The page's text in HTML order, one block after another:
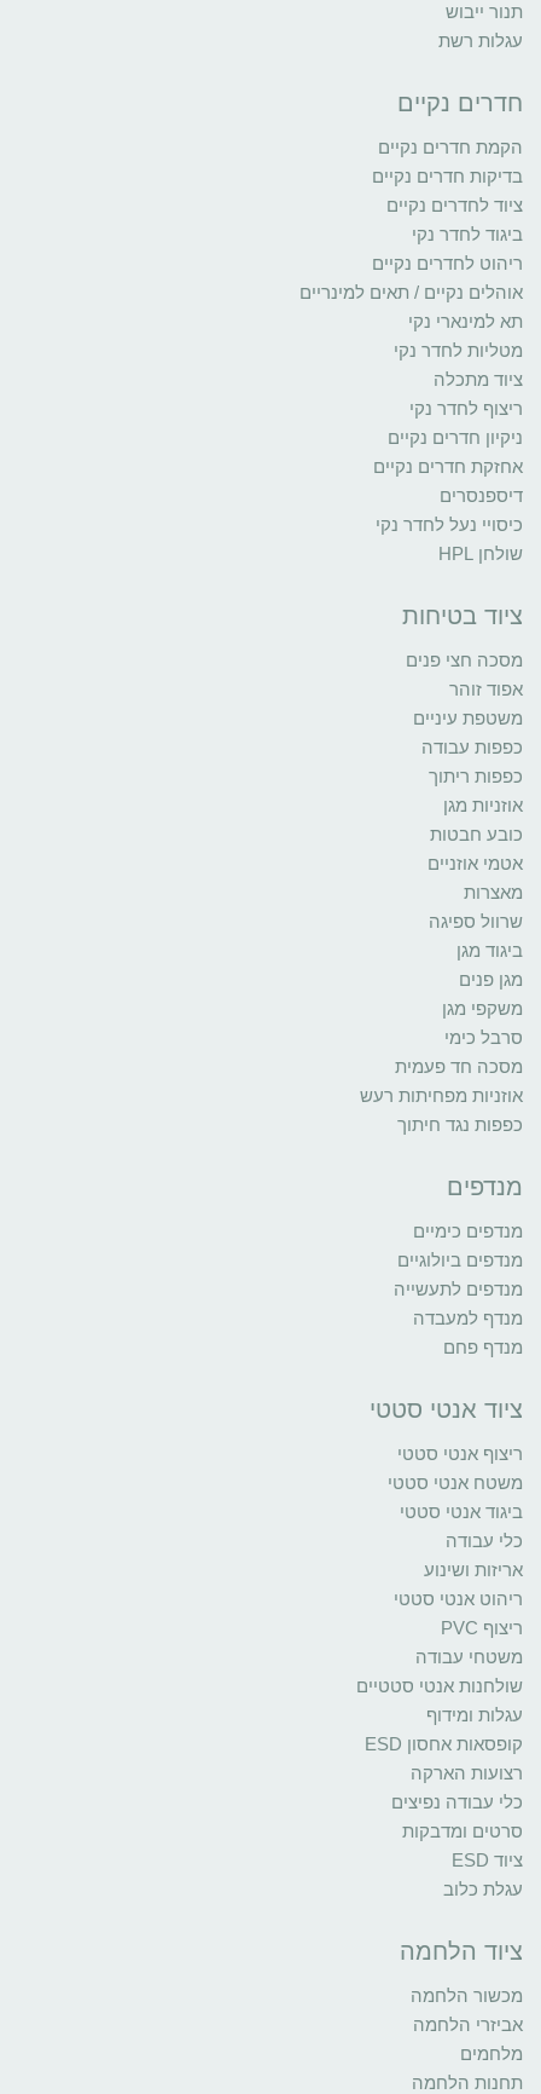
תנור ייבוש
עגלות רשת
חדרים נקיים
הקמת חדרים נקיים
בדיקות חדרים נקיים
ציוד לחדרים נקיים
ביגוד לחדר נקי
ריהוט לחדרים נקיים
אוהלים נקיים / תאים למינריים
תא למינארי נקי
מטליות לחדר נקי
ציוד מתכלה
ריצוף לחדר נקי
ניקיון חדרים נקיים
אחזקת חדרים נקיים
דיספנסרים
כיסויי נעל לחדר נקי
שולחן HPL
ציוד בטיחות
מסכה חצי פנים
אפוד זוהר
משטפת עיניים
כפפות עבודה
כפפות ריתוך
אוזניות מגן
כובע חבטות
אטמי אוזניים
מאצרות
שרוול ספיגה
ביגוד מגן
מגן פנים
משקפי מגן
סרבל כימי
מסכה חד פעמית
אוזניות מפחיתות רעש
כפפות נגד חיתוך
מנדפים
מנדפים כימיים
מנדפים ביולוגיים
מנדפים לתעשייה
מנדף למעבדה
מנדף פחם
ציוד אנטי סטטי
ריצוף אנטי סטטי
משטח אנטי סטטי
ביגוד אנטי סטטי
כלי עבודה
אריזות ושינוע
ריהוט אנטי סטטי
ריצוף PVC
משטחי עבודה
שולחנות אנטי סטטיים
עגלות ומידוף
קופסאות אחסון ESD
רצועות הארקה
כלי עבודה נפיצים
סרטים ומדבקות
ציוד ESD
עגלת כלוב
ציוד הלחמה
מכשור הלחמה
אביזרי הלחמה
מלחמים
תחנות הלחמה